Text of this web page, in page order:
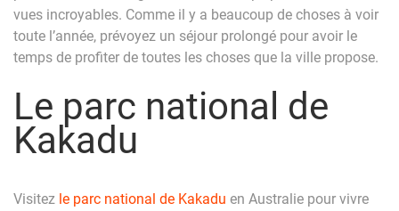
vues incroyables. Comme il y a beaucoup de choses à voir
toute l’année, prévoyez un séjour prolongé pour avoir le
temps de profiter de toutes les choses que la ville propose.
Le parc national de
Kakadu
Visitez le parc national de Kakadu en Australie pour vivre